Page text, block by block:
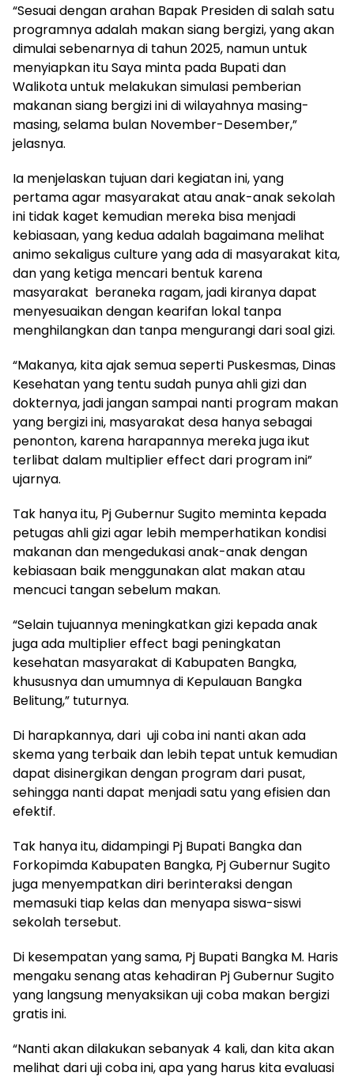
“Sesuai dengan arahan Bapak Presiden di salah satu
programnya adalah makan siang bergizi, yang akan
dimulai sebenarnya di tahun 2025, namun untuk
menyiapkan itu Saya minta pada Bupati dan
Walikota untuk melakukan simulasi pemberian
makanan siang bergizi ini di wilayahnya masing-
masing, selama bulan November-Desember,”
jelasnya.
Ia menjelaskan tujuan dari kegiatan ini, yang
pertama agar masyarakat atau anak-anak sekolah
ini tidak kaget kemudian mereka bisa menjadi
kebiasaan, yang kedua adalah bagaimana melihat
animo sekaligus culture yang ada di masyarakat kita,
dan yang ketiga mencari bentuk karena
masyarakat beraneka ragam, jadi kiranya dapat
menyesuaikan dengan kearifan lokal tanpa
menghilangkan dan tanpa mengurangi dari soal gizi.
“Makanya, kita ajak semua seperti Puskesmas, Dinas
Kesehatan yang tentu sudah punya ahli gizi dan
dokternya, jadi jangan sampai nanti program makan
yang bergizi ini, masyarakat desa hanya sebagai
penonton, karena harapannya mereka juga ikut
terlibat dalam multiplier effect dari program ini”
ujarnya.
Tak hanya itu, Pj Gubernur Sugito meminta kepada
petugas ahli gizi agar lebih memperhatikan kondisi
makanan dan mengedukasi anak-anak dengan
kebiasaan baik menggunakan alat makan atau
mencuci tangan sebelum makan.
“Selain tujuannya meningkatkan gizi kepada anak
juga ada multiplier effect bagi peningkatan
kesehatan masyarakat di Kabupaten Bangka,
khususnya dan umumnya di Kepulauan Bangka
Belitung,” tuturnya.
Di harapkannya, dari uji coba ini nanti akan ada
skema yang terbaik dan lebih tepat untuk kemudian
dapat disinergikan dengan program dari pusat,
sehingga nanti dapat menjadi satu yang efisien dan
efektif.
Tak hanya itu, didampingi Pj Bupati Bangka dan
Forkopimda Kabupaten Bangka, Pj Gubernur Sugito
juga menyempatkan diri berinteraksi dengan
memasuki tiap kelas dan menyapa siswa-siswi
sekolah tersebut.
Di kesempatan yang sama, Pj Bupati Bangka M. Haris
mengaku senang atas kehadiran Pj Gubernur Sugito
yang langsung menyaksikan uji coba makan bergizi
gratis ini.
“Nanti akan dilakukan sebanyak 4 kali, dan kita akan
melihat dari uji coba ini, apa yang harus kita evaluasi